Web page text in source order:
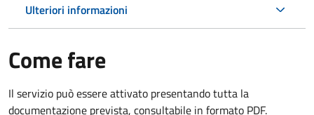
Ulteriori informazioni
Come fare
Il servizio può essere attivato presentando tutta la
documentazione prevista, consultabile in formato PDF.